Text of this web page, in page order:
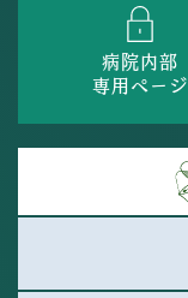
病院内部
専用ページ